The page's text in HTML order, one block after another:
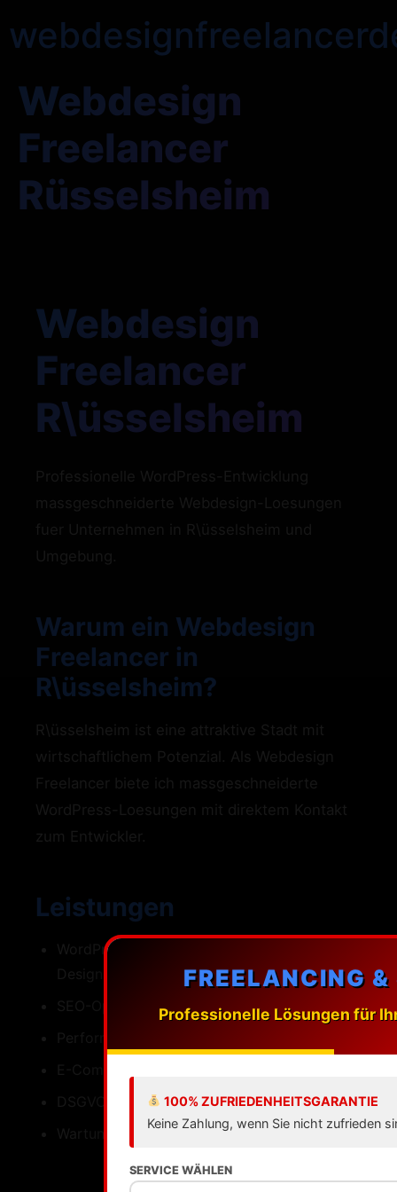
FREELANCING &
Professionelle Lösungen für
100% ZUFRIEDENHEITSGARANTIE
Keine Zahlung, wenn Sie nicht zufrieden
SERVICE WÄHLEN
Webdesign
Freelancer
Rüsselsheim
Webdesign
Freelancer
R\üsselsheim
Warum ein Webdesign
Freelancer in
R\üsselsheim?
Leistungen
WordPress-Webdesign mit individuellen
SEO-Optimierung fuer R\üsselsheim
DSGVO-konforme Umsetzung
Wartung Updates Backups Support